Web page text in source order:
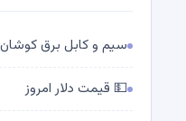
سیم و کابل برق کوشان
💵 قیمت دلار امروز